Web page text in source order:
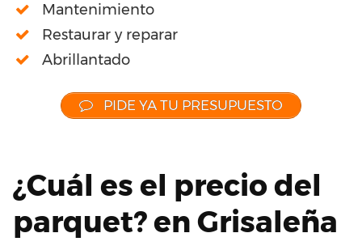
Mantenimiento
Restaurar y reparar
Abrillantado
PIDE YA TU PRESUPUESTO
¿Cuál es el precio del
parquet? en Grisaleña